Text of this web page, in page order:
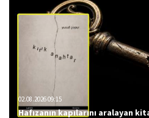
02.08.2026 09:15
Hafızanın kapılarını aralayan